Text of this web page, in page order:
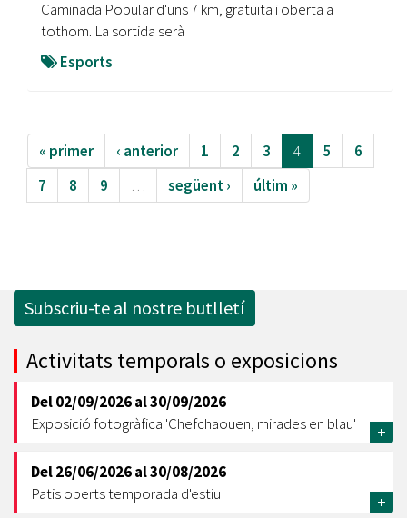
Caminada Popular d'uns 7 km, gratuïta i oberta a
tothom. La sortida serà
Esports
« primer ‹ anterior 1 2 3 4 5
6
7
8 9 … següent › últim »
Subscriu-te al nostre butlletí
Activitats temporals o exposicions
Del02/09/2026al30/09/2026
Exposició fotogràfica 'Chefchaouen, mirades en blau'
+
Del26/06/2026al30/08/2026
Patis oberts temporada d'estiu
+